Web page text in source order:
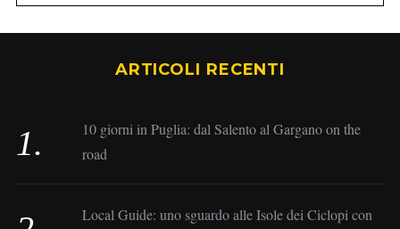
ARTICOLI RECENTI
10 giorni in Puglia: dal Salento al Gargano on the
road
Local Guide: uno sguardo alle Isole dei Ciclopi con